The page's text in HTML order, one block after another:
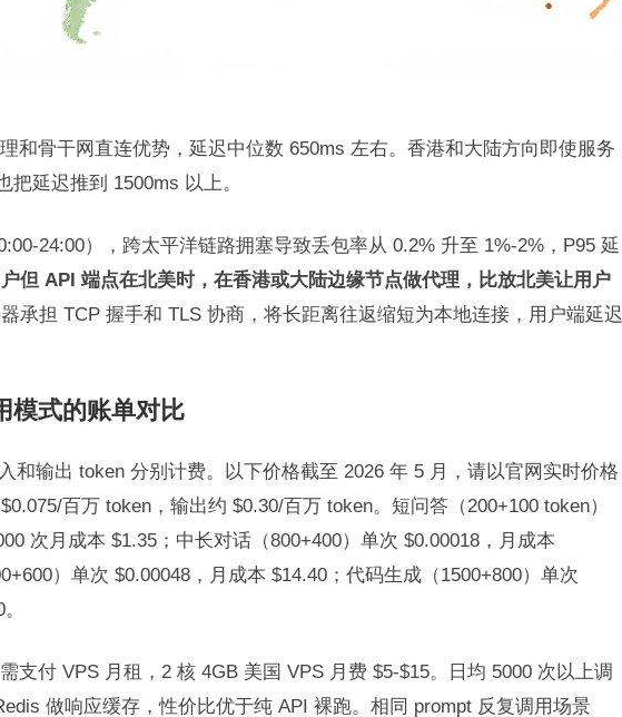
和骨干网直连优势，延迟中位数 650ms 左右。香港和大陆方向即使服务
延迟推到 1500ms 以上。
24:00），跨太平洋链路拥塞导致丢包率从 0.2% 升至 1%-2%，P95 延
但 API 端点在北美时，在香港或大陆边缘节点做代理，比放北美让用户
承担 TCP 握手和 TLS 协商，将长距离往返缩短为本地连接，用户端延迟
模式的账单对比
和输出 token 分别计费。以下价格截至 2026 年 5 月，请以官网实时价格
百万 token，输出约 $0.30/百万 token。短问答（200+100 token）
次月成本 $1.35；中长对话（800+400）单次 $0.00018，月成本
）单次 $0.00048，月成本 $14.40；代码生成（1500+800）单次
支付 VPS 月租，2 核 4GB 美国 VPS 月费 $5-$15。日均 5000 次以上调
做响应缓存，性价比优于纯 API 裸跑。相同 prompt 反复调用场景